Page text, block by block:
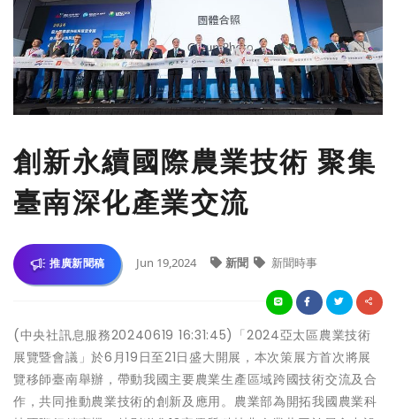
創新永續國際農業技術 聚集
臺南深化產業交流
推廣新聞稿 Jun 19,2024 新聞 新聞時事
(中央社訊息服務20240619 16:31:45)「2024亞太區農業技術
展覽暨會議」於6月19日至21日盛大開展，本次策展方首次將展
覽移師臺南舉辦，帶動我國主要農業生產區域跨國技術交流及合
作，共同推動農業技術的創新及應用。農業部為開拓我國農業科